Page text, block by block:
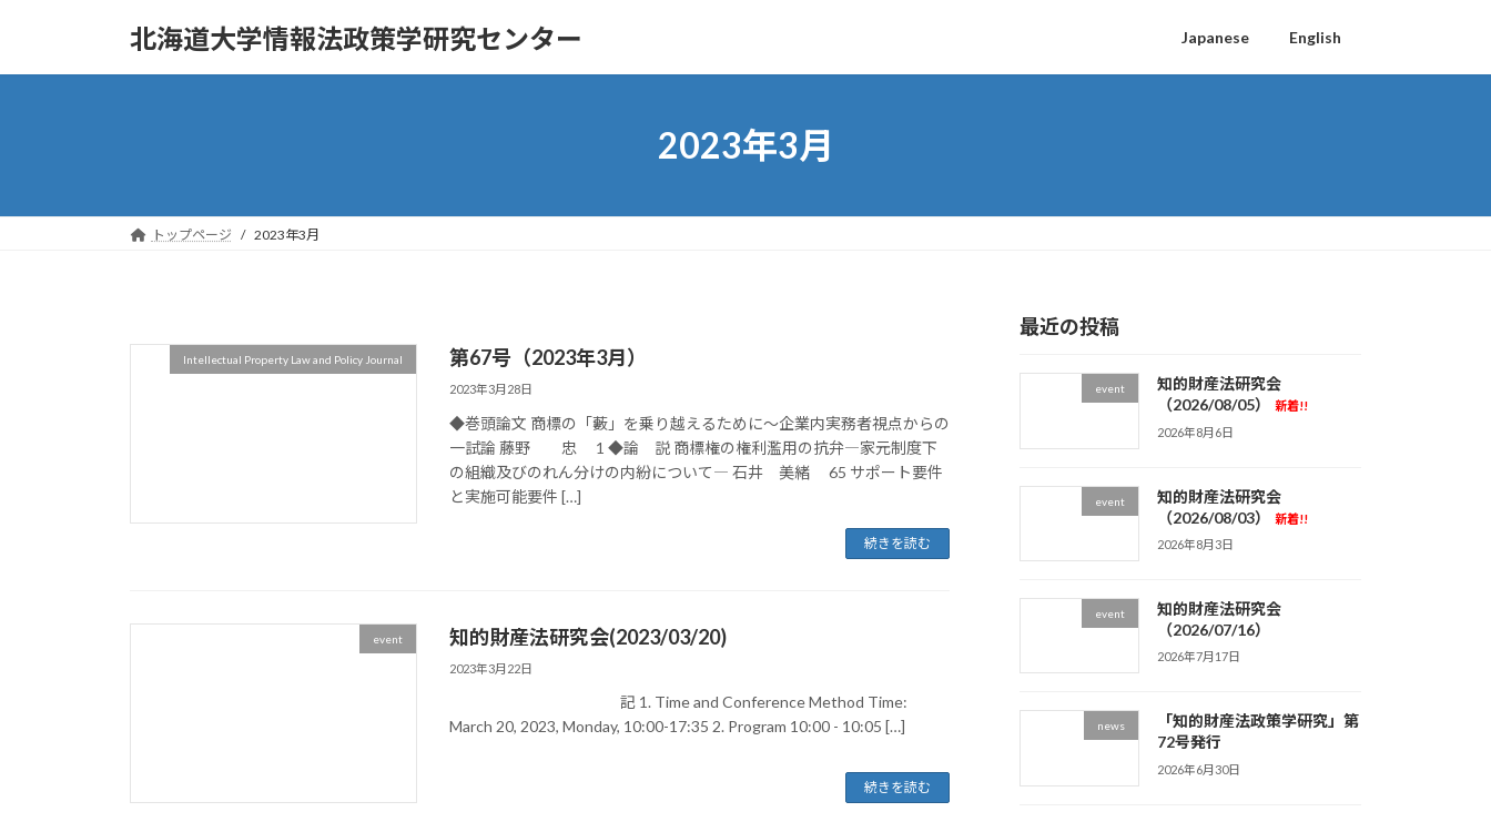
北海道大学情報法政策学研究センター Japanese English
2023年3月
トップページ 2023年3月
Intellectual Property Law and Policy Journal 第67号（2023年3月）
2023年3月28日
◆巻頭論文 商標の「藪」を乗り越えるために～企業内実務者視点からの
一試論 藤野 忠 1 ◆論 説 商標権の権利濫用の抗弁―家元制度下
の組織及びのれん分けの内紛について― 石井 美緒 65 サポート要件
と実施可能要件 […]
続きを読む
event 知的財産法研究会(2023/03/20)
2023年3月22日
記 1. Time and Conference Method Time:
March 20, 2023, Monday, 10:00-17:35 2. Program 10:00 - 10:05 […]
続きを読む
最近の投稿
event
知的財産法研究会
（2026/08/05）
新着!!
2026年8月6日
event
知的財産法研究会
（2026/08/03）
新着!!
2026年8月3日
event
知的財産法研究会
（2026/07/16）
2026年7月17日
news
「知的財産法政策学研究」第
72号発行
2026年6月30日